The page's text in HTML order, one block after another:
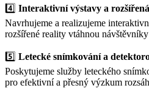
4️⃣ Interaktivní výstavy a
Navrhujeme a realizujeme
rozšířené reality vtáhnou
5️⃣ Letecké snímkování a
Poskytujeme služby leteckého
pro efektivní a přesný výzkum